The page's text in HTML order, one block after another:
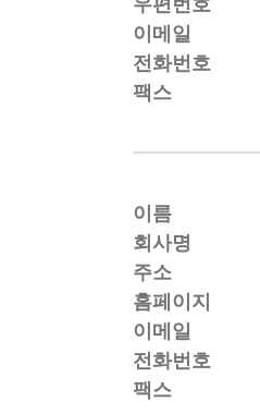
이메일
전화번호
팩스
이름
회사명
주소
홈페이지
이메일
전화번호
팩스